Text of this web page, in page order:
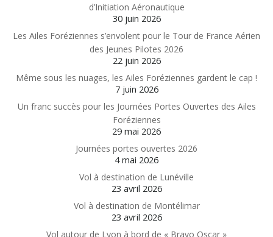
d’Initiation Aéronautique
30 juin 2026
Les Ailes Foréziennes s’envolent pour le Tour de France Aérien
des Jeunes Pilotes 2026
22 juin 2026
Même sous les nuages, les Ailes Foréziennes gardent le cap !
7 juin 2026
Un franc succès pour les Journées Portes Ouvertes des Ailes
Foréziennes
29 mai 2026
Journées portes ouvertes 2026
4 mai 2026
Vol à destination de Lunéville
23 avril 2026
Vol à destination de Montélimar
23 avril 2026
Vol autour de Lyon à bord de « Bravo Oscar »